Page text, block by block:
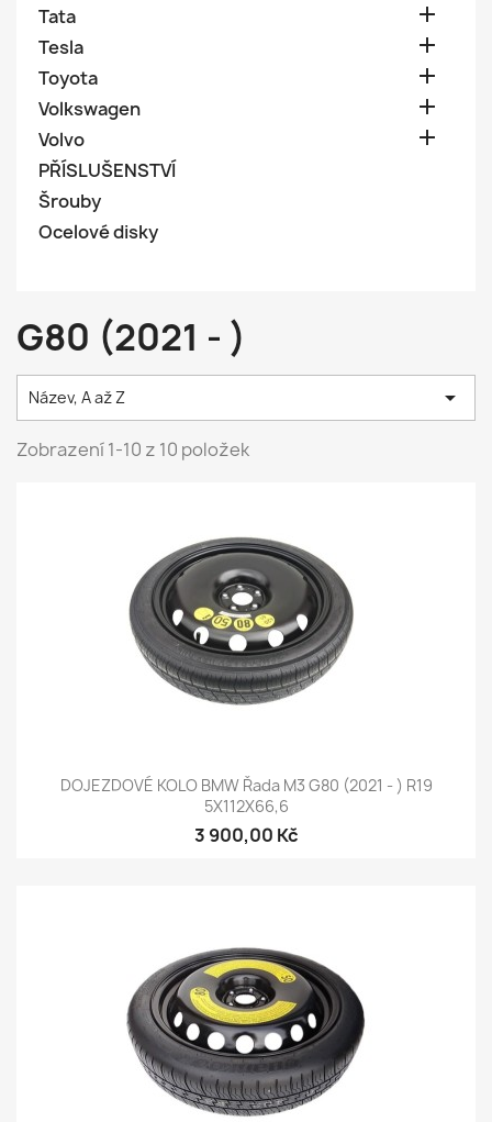
Tata 
Tesla 
Toyota 
Volkswagen 
Volvo 
PŘÍSLUŠENSTVÍ
Šrouby
Ocelové disky
G80 (2021 - )
Název, A až Z 
Zobrazení 1-10 z 10 položek
DOJEZDOVÉ KOLO BMW Řada M3 G80 (2021 - ) R19
5X112X66,6
3 900,00 Kč